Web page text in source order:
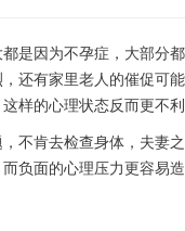
都是因为不孕症，大部分
还有家里老人的催促可
样的心理状态反而更不利
不肯去检查身体，夫妻
负面的心理压力更容易